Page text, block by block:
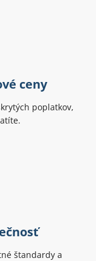
ceny
poplatkov,
štandardy a